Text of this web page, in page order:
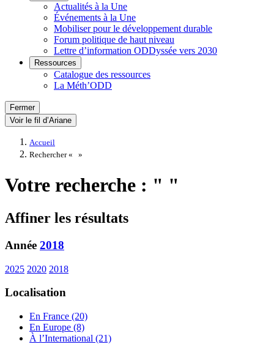
Actualités à la Une
Événements à la Une
Mobiliser pour le développement durable
Forum politique de haut niveau
Lettre d’information ODDyssée vers 2030
Ressources
Catalogue des ressources
La Méth’ODD
Fermer
Voir le fil d’Ariane
Accueil
Rechercher «
»
Votre recherche : " "
Affiner les résultats
Année 2018
2025 2020 2018
Localisation
En France (20)
En Europe (8)
À l’International (21)